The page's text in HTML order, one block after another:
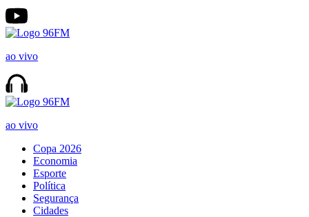
ao vivo
ao vivo
Copa 2026
Economia
Esporte
Política
Segurança
Cidades